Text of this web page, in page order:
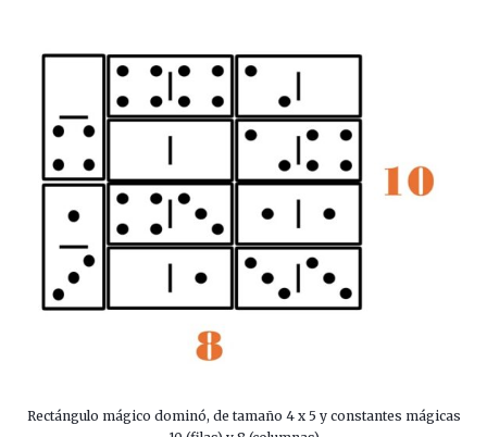
Rectángulo mágico dominó, de tamaño 4 x 5 y constantes mágicas